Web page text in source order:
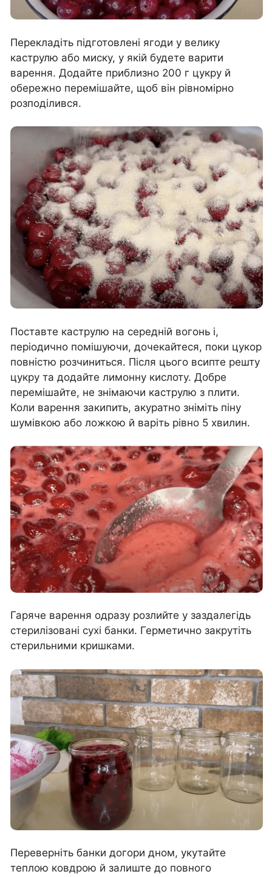
Перекладіть підготовлені ягоди у велику
каструлю або миску, у якій будете варити
варення. Додайте приблизно 200 г цукру й
обережно перемішайте, щоб він рівномірно
розподілився.
Поставте каструлю на середній вогонь і,
періодично помішуючи, дочекайтеся, поки цукор
повністю розчиниться. Після цього всипте решту
цукру та додайте лимонну кислоту. Добре
перемішайте, не знімаючи каструлю з плити.
Коли варення закипить, акуратно зніміть піну
шумівкою або ложкою й варіть рівно 5 хвилин.
Гаряче варення одразу розлийте у заздалегідь
стерилізовані сухі банки. Герметично закрутіть
стерильними кришками.
Переверніть банки догори дном, укутайте
теплою ковдрою й залиште до повного